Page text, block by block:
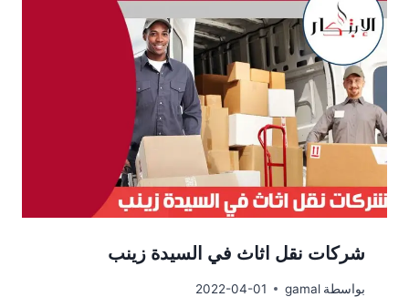
شركات نقل اثاث في السيدة زينب
بواسطة gamal
2022-04-01